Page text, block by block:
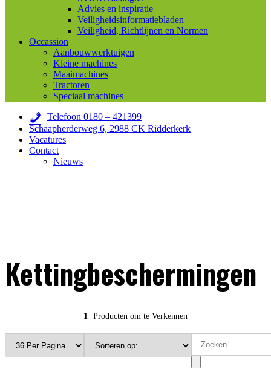
Advies en inspiratie
Veiligheidsinformatiebladen
Veiligheid, Richtlijnen en Normen
Occassion
Aanbouwwerktuigen
Kleine machines
Maaimachines
Tractoren
Speciaal machines
Telefoon 0180 – 421399
Schaapherderweg 6, 2988 CK Ridderkerk
Vacatures
Contact
Nieuws
Kettingbeschermingen
1 Producten om te Verkennen